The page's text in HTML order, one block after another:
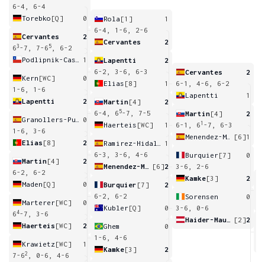
6-4, 6-4
Torebko [Q] 0
Cervantes
2
63 -7, 7-6 5
, 6-2
1
Kern [WC]
0
1-6, 1-6
Lapentti
2
0
1-6, 3-6
Elias [8] 2
Martin[4]
2
6-2, 6-2
Maden [Q] 0
Marterer[WC]
0
64-7, 3-6
Haerteis [WC] 2
Krawietz [WC]
1
7-62
, 0-6, 4-6
Rola [1]
1
6-4, 1-6, 2-6
Cervantes
2
Lapentti
2
6-2, 3-6, 6-3
Elias [8] 1
Martin[4]
2
6-4, 6 5-7, 7-5
Haerteis [WC] 1
1
6-3, 3-6, 4-6
[6]2
Burquier [7]
2
6-2, 6-2
Kubler[Q] 0
Ghem
0
1-6, 4-6
Kamke[3] 2
Cervantes
2
6-1, 4-6, 6-2
Lapentti
1
Martin[4]
2
6-1, 6 1 -7, 6-3
[6]1
Burquier[7]
0
3-6, 2-6
Kamke[3] 2
Sorensen
0
3-6, 0-6
[2]2